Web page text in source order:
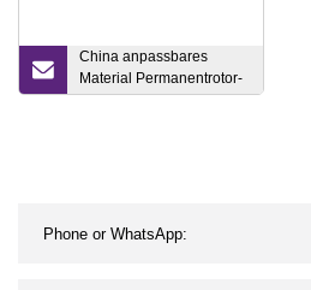
China anpassbares
Material Permanentrotor-
Magnetbaugruppe